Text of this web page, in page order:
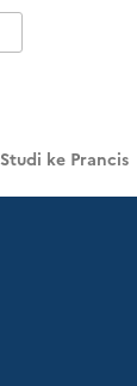
Studi ke Prancis